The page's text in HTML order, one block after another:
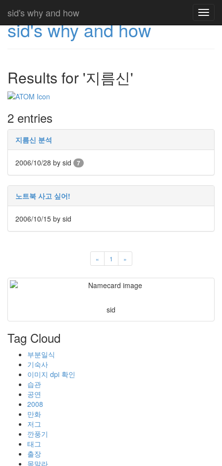
sid's why and how
sid's why and how
Results for '지름신'
2 entries
지름신 분석
2006/10/28 by sid 7
노트북 사고 싶어!
2006/10/15 by sid
« 1 »
sid
Tag Cloud
부분일식
기숙사
이미지 dpi 확인
습관
공연
2008
만화
저그
깐풍기
태그
출장
목말라